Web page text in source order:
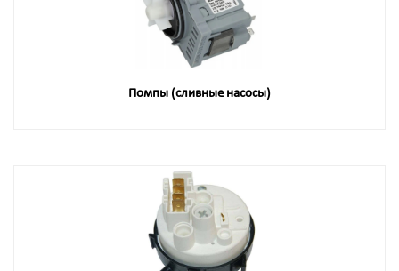
Помпы (сливные насосы)